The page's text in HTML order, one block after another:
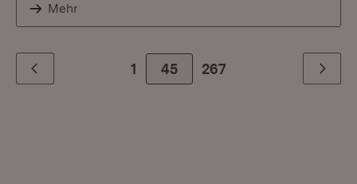
Mehr
Zurück 1 45 Zur letzte Seite
267 Weiter